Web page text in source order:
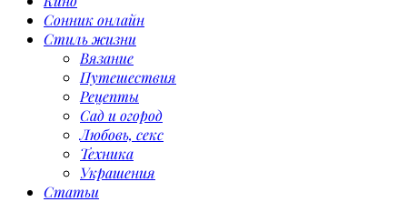
Сонник онлайн
Стиль жизни
Вязание
Путешествия
Рецепты
Сад и огород
Любовь, секс
Техника
Украшения
Статьи